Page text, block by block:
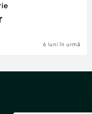
6 luni în urmă